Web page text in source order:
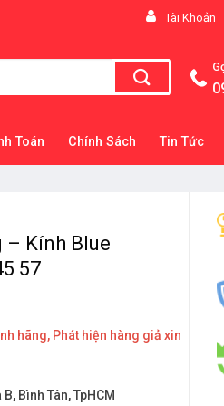
Tài Khoản
Toán Chính Sách Tin Tức
– Kính Blue
57
hãng, Phát hiện hàng giả xin
Bình Tân, TpHCM